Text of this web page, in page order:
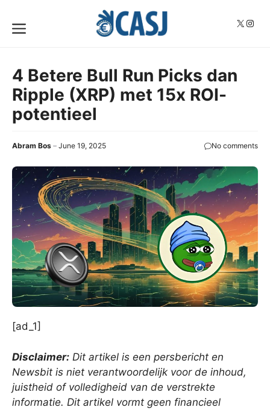
content
X
Menu
4 Betere Bull Run Picks dan
Ripple (XRP) met 15x ROI-
potentieel
Abram Bos June 19, 2025 No comments
[ad_1]
Disclaimer: Dit artikel is een persbericht en
Newsbit is niet verantwoordelijk voor de inhoud,
juistheid of volledigheid van de verstrekte
informatie. Dit artikel vormt geen financieel